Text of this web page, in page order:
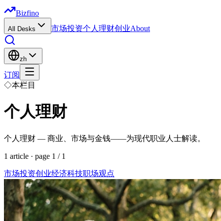
Bizfino
All Desks 市场投资个人理财创业About
zh
订阅
◇本栏目
个人理财
个人理财 — 商业、市场与金钱——为现代职业人士解读。
1 article · page 1 / 1
市场投资创业经济科技职场观点